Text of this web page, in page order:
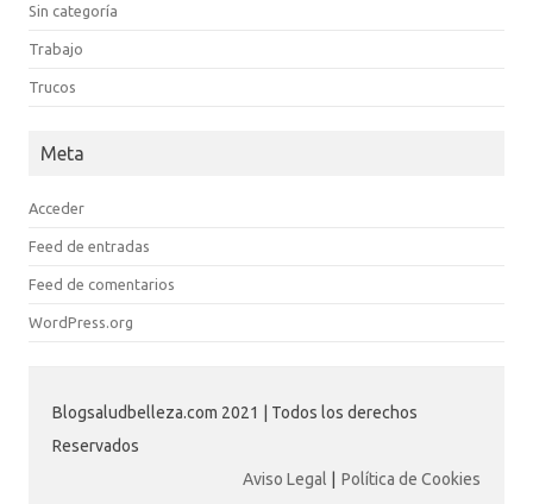
Sin categoría
Trabajo
Trucos
Meta
Acceder
Feed de entradas
Feed de comentarios
WordPress.org
Blogsaludbelleza.com 2021 | Todos los derechos
Reservados
Aviso Legal
Política de Cookies